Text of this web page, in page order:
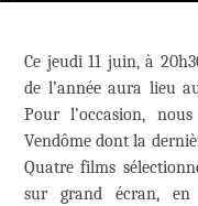
Ce jeudi 11 juin, à
de l’année aura lieu
Pour l’occasion,
Vendôme dont la
Quatre films
sur grand écran, en